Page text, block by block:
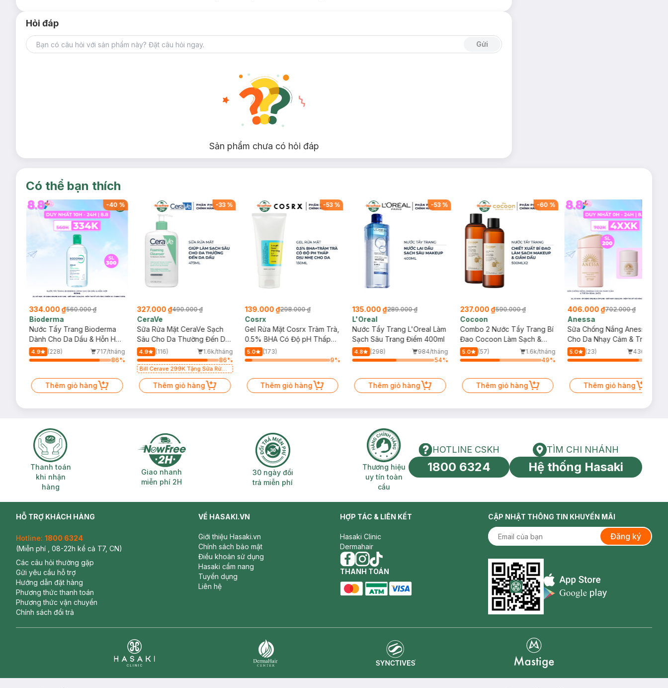
Hỏi đáp
Gửi
Sản phẩm chưa có hỏi đáp
Có thể bạn thích
-40 %
334.000 ₫560.000 ₫
Bioderma
Nước Tẩy Trang Bioderma
Dành Cho Da Dầu & Hỗn Hợp
500ml
4.9 (228)
717/tháng
86%
Thêm giỏ hàng
-33%
327.000 ₫490.000 ₫
CeraVe
Sữa Rửa Mặt CeraVe Sạch
Sâu Cho Da Thường Đến Da
Dầu 473ml
4.9 (116)
1.6k/tháng
86%
Bill Cerave 299K Tặng Sữa Rửa
Thêm giỏ hàng
-53%
139.000 ₫298.000 ₫
Cosrx
Gel Rửa Mặt Cosrx Tràm Trà,
0.5% BHA Có Độ pH Thấp
150ml
5.0
(173)
9%
Thêm giỏ hàng
-53%
135.000 ₫289.000 ₫
L'Oreal
Nước Tẩy Trang L'Oreal Làm
Sạch Sâu Trang Điểm 400ml
4.8 (298)
984/tháng
54%
Thêm giỏ hàng
-60 %
237.000 ₫590.000 ₫
Cocoon
Combo 2 Nước Tẩy Trang Bí
Đao Cocoon Làm Sạch &
Giảm Dầu 500ml
5.0 (57)
1.6k/tháng
49%
Thêm giỏ hàng
406.000 ₫702.000 ₫
Anessa
Sữa Chống Nắng Anessa
Cho Da Nhạy Cảm & Trẻ Em
60ml (Mới)
5.0 (23)
436/tháng
Thêm giỏ hàng
Thanh toán khi nhận hàng
Thanh toán
khi nhận
hàng
Giao nhanh miễn phí 2H
Giao nhanh
miễn phí 2H
30 ngày đổi trả miễn phí
30 ngày đổi
trả miễn phí
Thương hiệu uy tín toàn cầu
Thương hiệu
uy tín toàn
cầu
HOTLINE CSKH
HOTLINE CSKH
1800 6324
Tìm chi nhánh
TÌM CHI NHÁNH
Hệ thống Hasaki
HỖ TRỢ KHÁCH HÀNG
Hotline: 1800 6324
(Miễn phí , 08-22h kể cả T7, CN)
Các câu hỏi thường gặp
Gửi yêu cầu hỗ trợ
Hướng dẫn đặt hàng
Phương thức thanh toán
Phương thức vận chuyển
Chính sách đổi trả
VỀ HASAKI.VN
Giới thiệu Hasaki.vn
Chính sách bảo mật
Điều khoản sử dụng
Hasaki cẩm nang
Tuyển dụng
Liên hệ
HỢP TÁC & LIÊN KẾT
Hasaki Clinic
Dermahair
facebook
instagram
tiktok
THANH TOÁN
CẬP NHẬT THÔNG TIN KHUYẾN MÃI
Đăng ký
Appstore icon